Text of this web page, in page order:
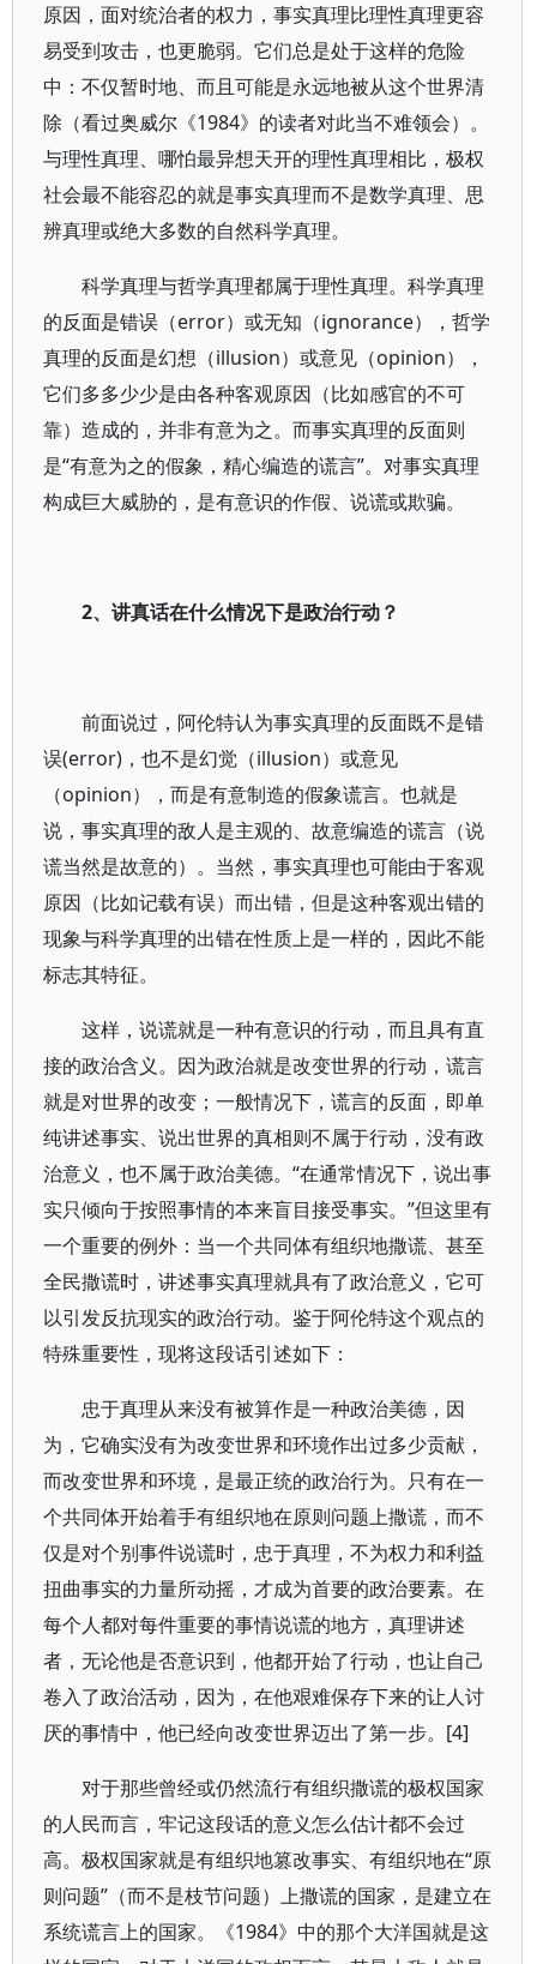
原因，面对统治者的权力，事实真理比理性真理更容
易受到攻击，也更脆弱。它们总是处于这样的危险
中：不仅暂时地、而且可能是永远地被从这个世界清
除（看过奥威尔《1984》的读者对此当不难领会）。
与理性真理、哪怕最异想天开的理性真理相比，极权
社会最不能容忍的就是事实真理而不是数学真理、思
辨真理或绝大多数的自然科学真理。
科学真理与哲学真理都属于理性真理。科学真理
的反面是错误（error）或无知（ignorance），哲学
真理的反面是幻想（illusion）或意见（opinion），
它们多多少少是由各种客观原因（比如感官的不可
靠）造成的，并非有意为之。而事实真理的反面则
是“有意为之的假象，精心编造的谎言”。对事实真理
构成巨大威胁的，是有意识的作假、说谎或欺骗。
2、讲真话在什么情况下是政治行动？
前面说过，阿伦特认为事实真理的反面既不是错
误(error)，也不是幻觉（illusion）或意见
（opinion），而是有意制造的假象谎言。也就是
说，事实真理的敌人是主观的、故意编造的谎言（说
谎当然是故意的）。当然，事实真理也可能由于客观
原因（比如记载有误）而出错，但是这种客观出错的
现象与科学真理的出错在性质上是一样的，因此不能
标志其特征。
这样，说谎就是一种有意识的行动，而且具有直
接的政治含义。因为政治就是改变世界的行动，谎言
就是对世界的改变；一般情况下，谎言的反面，即单
纯讲述事实、说出世界的真相则不属于行动，没有政
治意义，也不属于政治美德。“在通常情况下，说出事
实只倾向于按照事情的本来盲目接受事实。”但这里有
一个重要的例外：当一个共同体有组织地撒谎、甚至
全民撒谎时，讲述事实真理就具有了政治意义，它可
以引发反抗现实的政治行动。鉴于阿伦特这个观点的
特殊重要性，现将这段话引述如下：
忠于真理从来没有被算作是一种政治美德，因
为，它确实没有为改变世界和环境作出过多少贡献，
而改变世界和环境，是最正统的政治行为。只有在一
个共同体开始着手有组织地在原则问题上撒谎，而不
仅是对个别事件说谎时，忠于真理，不为权力和利益
扭曲事实的力量所动摇，才成为首要的政治要素。在
每个人都对每件重要的事情说谎的地方，真理讲述
者，无论他是否意识到，他都开始了行动，也让自己
卷入了政治活动，因为，在他艰难保存下来的让人讨
厌的事情中，他已经向改变世界迈出了第一步。[4]
对于那些曾经或仍然流行有组织撒谎的极权国家
的人民而言，牢记这段话的意义怎么估计都不会过
高。极权国家就是有组织地篡改事实、有组织地在“原
则问题”（而不是枝节问题）上撒谎的国家，是建立在
系统谎言上的国家。《1984》中的那个大洋国就是这